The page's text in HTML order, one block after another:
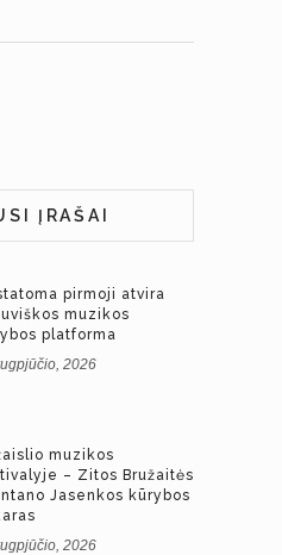
ĮRAŠAI
pirmoji atvira
muzikos
platforma
2026
muzikos
– Zitos Bružaitės
Jasenkos kūrybos
2026